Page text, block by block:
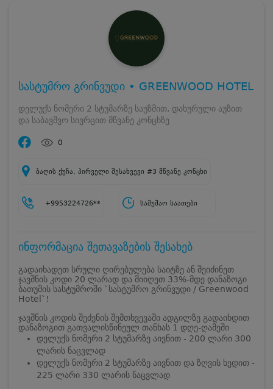
სასტუმრო გრინვუდი • GREENWOOD HOTEL
დელუქს ნომერი 2 სტუმარზე საუზმით, დახურული აუზით
და საბავშვო სივრცით მწვანე კონცხზე
0
ბაღის ქუჩა, პირველი შესახვევი #3 მწვანე კონცხი
+9953224726** სამუშაო საათები
ინფორმაცია შეთავაზების შესახებ
გადაიხადეთ სრული ღირებულება საიტზე ან შეიძინეთ
ჯავშნის კოდი 20 ლარად და მიიღეთ 33%-მდე დანაზოგი
ბათუმის სასტუმროში `სასტუმრო გრინვუდი / Greenwood
Hotel`!
ჯავშნის კოდის შეძენის შემთხვევაში ადგილზე გადაიხდით
დანაზოგით გათვალისწინეულ თანხას 1 დღე-ღამეში
დელუქს ნომერი 2 სტუმარზე აივნით - 200 ლარი 300
ლარის ნაცვლად
დელუქს ნომერი 2 სტუმარზე აივნით და ზღვის ხედით -
225 ლარი 330 ლარის ნაცვლად